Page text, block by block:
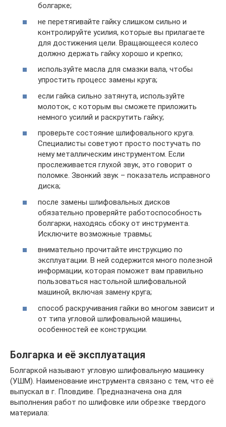
болгарке;
не перетягивайте гайку слишком сильно и
контролируйте усилия, которые вы прилагаете
для достижения цели. Вращающееся колесо
должно держать гайку хорошо и крепко;
используйте масла для смазки вала, чтобы
упростить процесс замены круга;
если гайка сильно затянута, используйте
молоток, с которым вы сможете приложить
немного усилий и раскрутить гайку;
проверьте состояние шлифовального круга.
Специалисты советуют просто постучать по
нему металлическим инструментом. Если
прослеживается глухой звук, это говорит о
поломке. Звонкий звук – показатель исправного
диска;
после замены шлифовальных дисков
обязательно проверяйте работоспособность
болгарки, находясь сбоку от инструмента.
Исключите возможные травмы;
внимательно прочитайте инструкцию по
эксплуатации. В ней содержится много полезной
информации, которая поможет вам правильно
пользоваться настольной шлифовальной
машиной, включая замену круга;
способ раскручивания гайки во многом зависит и
от типа угловой шлифовальной машины,
особенностей ее конструкции.
Болгарка и её эксплуатация
Болгаркой называют угловую шлифовальную машинку
(УШМ). Наименование инструмента связано с тем, что её
выпускал в г. Пловдиве. Предназначена она для
выполнения работ по шлифовке или обрезке твердого
материала: